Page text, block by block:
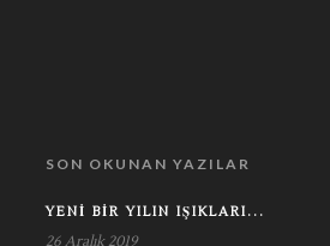
SON OKUNAN YAZILAR
YENI BIR YILIN IŞIKLARI...
26 Aralık 2019